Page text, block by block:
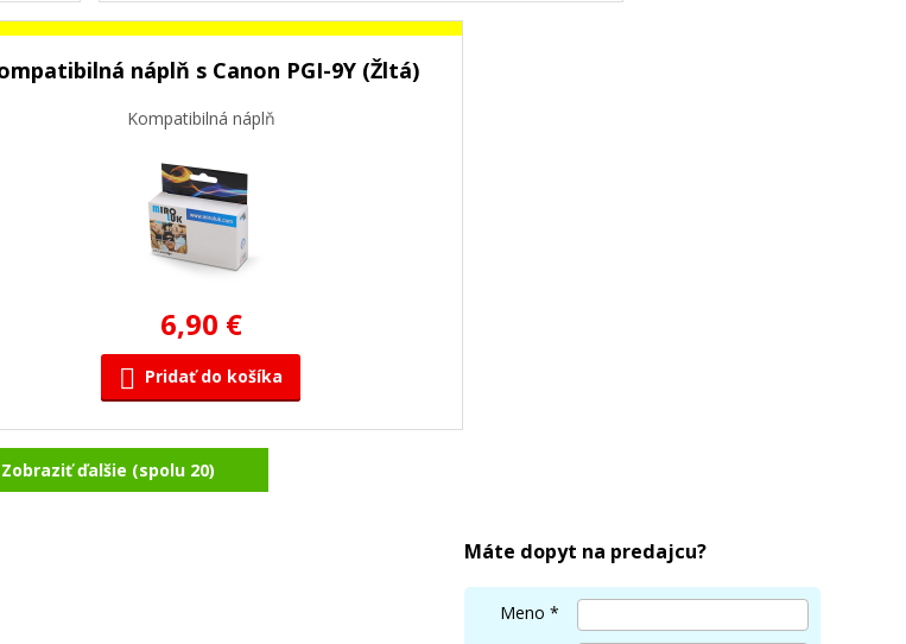
náplň s Canon PGI-9Y (Žltá)
Kompatibilná náplň
6,90 €
Pridať do košíka
náplň s Canon PGI-9PC (Foto
Zobraziť ďalšie (spolu 20)
Máte dopyt na predajcu?
Meno *